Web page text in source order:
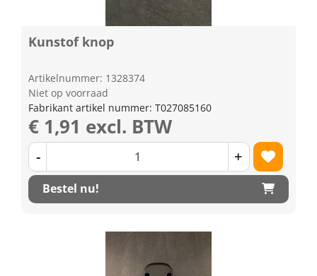
Kunstof knop
Artikelnummer: 1328374
Niet op voorraad
Fabrikant artikel nummer: T027085160
€ 1,91 excl. BTW
- +
Bestel nu!